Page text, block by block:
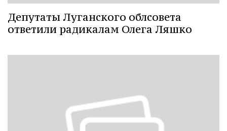
Депутаты Луганского облсовета
ответили радикалам Олега Ляшко